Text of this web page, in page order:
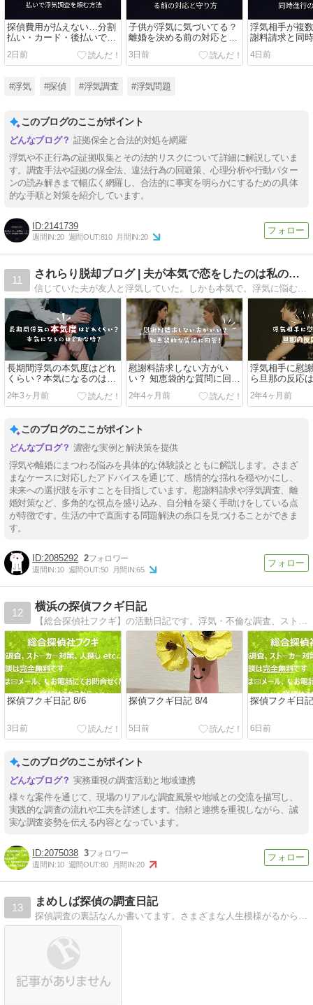
探偵費用が払えない…分割
払い・カード・後払いで浮
気調査を頼む方法
2日前
子供が浮気に気づいてる？
離婚を決める前の対応と守
り方
3日前
浮気相手が複
謝料請求と同
4日前
#浮気 #探偵 #浮気調査 #浮気問題
このブログのここがポイント
証拠保全と合法的対処を網羅
浮気や不正行為の証拠収集とその法的リスクについて詳細に解説していま
す。調査手法や証拠の保全法、違法行為の回避策、心理分析や行動パター
ンの読み解きまで幅広く網羅し、合法的に事実を明らかにするための具体
的な手順と対策を紹介しています。
2141739
週間IN:20 週間OUT:810 月間IN:20
11
されらり脱却ブログ | 夫が本気で恋をしたのは私の友人でした
信じていた夫が友人と浮気していた。しかも本気で。浮気に悩むされ妻さんへ、経験者からできるアドバイスなどを記事にしています。
長期間浮気の本気度はどれ
くらい？本気になるのはど
んな時？
2年3ヶ月前
慰謝料請求しない方がい
い？ 知恵袋的な質問に回
答！
2年4ヶ月前
浮気相手に慰
ら旦那の反応
ギレされた！
2年4ヶ月前
このブログのここがポイント
濃密な実例と解決策を提供
浮気や離婚にまつわる悩みを具体的な体験談とともに解説します。さまざ
まなケースに対応したアドバイスを通じて、感情的な揺れを穏やかにし、
未来への選択肢を示すことを目指しています。慰謝料請求や浮気調査、離
婚対策など、多角的な視点を盛り込み、自分軸を築く手助けをしている点
が特徴です。生活の中で直面する問題解決の糸口を見つけることができま
す。
2085292 2
週間IN:10 週間OUT:50 月間IN:65
12
横浜の探偵フクギ日記
【総合探偵社フクギ】の活動日記です。浮気・不倫な調査、ストーカー対策、人探し、潜入調査など、何かお悩みの方は何でもお気軽にご連絡ください。相談無料！ホームページはこちら↓https://www.fukugi-tantei.com
探偵フクギ日記 8/6
3日前
探偵フクギ日記 8/4
5日前
探偵フクギ日
6日前
このブログのここがポイント
実務重視の調査活動と地域連携
様々な案件を通じて、現場のリアルな調査風景や地域との交流を描写し、
実践的な調査の流れや工夫を詳述します。信頼と連携を重視しながら、誠
実な調査姿勢を伝える内容となっています。
2075038 3
週間IN:10 週間OUT:80 月間IN:20
13
まめしば探偵の調査日記